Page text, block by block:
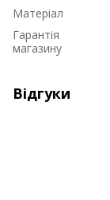
Матеріал
Гарантія
магазину
Відгуки